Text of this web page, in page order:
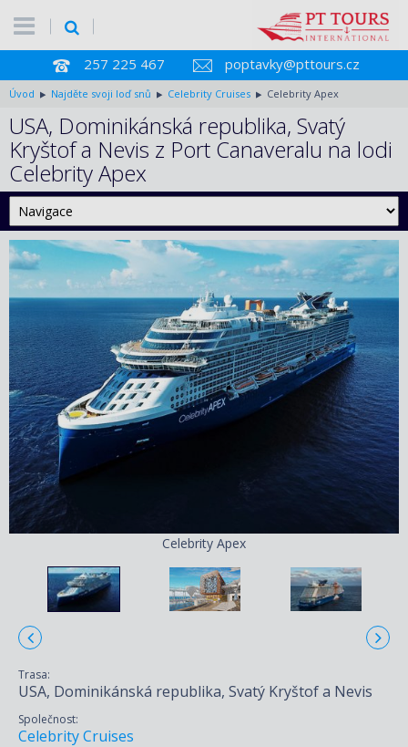
257 225 467 poptavky@pttours.cz
Úvod Najděte svoji loď snů Celebrity Cruises Celebrity Apex
USA, Dominikánská republika, Svatý
Kryštof a Nevis z Port Canaveralu na lodi
Celebrity Apex
Celebrity Apex
Trasa:
USA, Dominikánská republika, Svatý Kryštof a Nevis
Společnost:
Celebrity Cruises